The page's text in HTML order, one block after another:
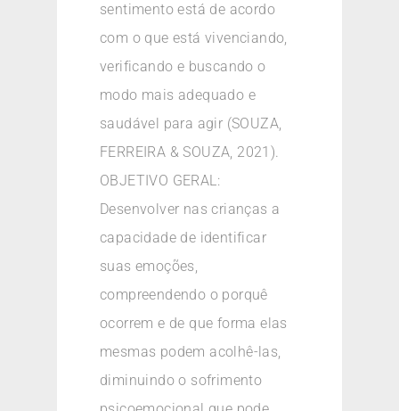
sentimento está de acordo
com o que está vivenciando,
verificando e buscando o
modo mais adequado e
saudável para agir (SOUZA,
FERREIRA & SOUZA, 2021).
OBJETIVO GERAL:
Desenvolver nas crianças a
capacidade de identificar
suas emoções,
compreendendo o porquê
ocorrem e de que forma elas
mesmas podem acolhê-las,
diminuindo o sofrimento